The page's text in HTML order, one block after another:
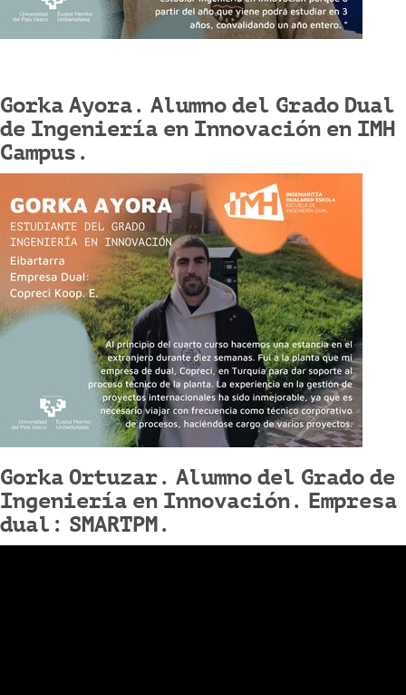
Gorka Ayora. Alumno del Grado Dual
de Ingeniería en Innovación en IMH
Campus.
Gorka Ortuzar. Alumno del Grado de
Ingeniería en Innovación. Empresa
dual: SMARTPM.